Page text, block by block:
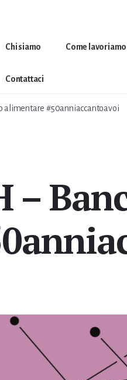
Chi siamo Come lavoriamo
Contattaci
alimentare #50anniaccantoavoi
–